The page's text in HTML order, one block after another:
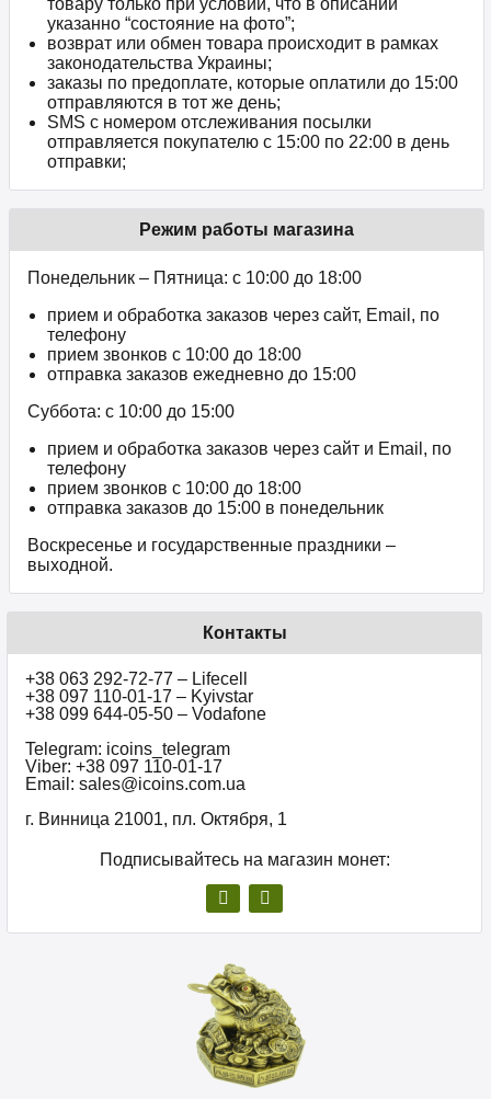
товару только при условии, что в описании
указанно “состояние на фото”;
возврат или обмен товара происходит в рамках
законодательства Украины;
заказы по предоплате, которые оплатили до 15:00
отправляются в тот же день;
SMS с номером отслеживания посылки
отправляется покупателю с 15:00 по 22:00 в день
отправки;
Режим работы магазина
Понедельник – Пятница: с 10:00 до 18:00
прием и обработка заказов через сайт, Email, по
телефону
прием звонков c 10:00 до 18:00
отправка заказов ежедневно до 15:00
Суббота: с 10:00 до 15:00
прием и обработка заказов через сайт и Email, по
телефону
прием звонков c 10:00 до 18:00
отправка заказов до 15:00 в понедельник
Воскресенье и государственные праздники –
выходной.
Контакты
+38 063 292-72-77 – Lifecell
+38 097 110-01-17 – Kyivstar
+38 099 644-05-50 – Vodafone
Telegram: icoins_telegram
Viber: +38 097 110-01-17
Email: sales@icoins.com.ua
г. Винница 21001, пл. Октября, 1
Подписывайтесь на магазин монет: